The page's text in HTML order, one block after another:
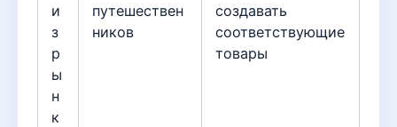
и
з
р
ы
н
к
путешествен
ников
создавать
соответствующие
товары